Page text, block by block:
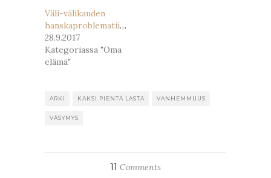
Väli-välikauden
hanskaproblematiikkaa
28.9.2017
Kategoriassa "Oma
elämä"
ARKI KAKSI PIENTÄ LASTA VANHEMMUUS
VÄSYMYS
11 Comments